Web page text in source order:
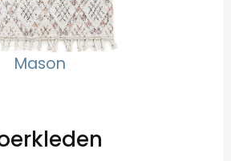
Mason